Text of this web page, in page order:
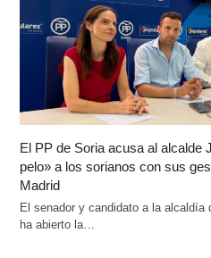
El PP de Soria acusa al alcalde
pelo» a los sorianos con sus
Madrid
El senador y candidato a la alcaldía
ha abierto la…